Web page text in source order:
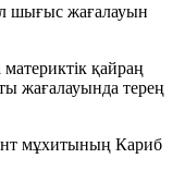
шығыс жағалауын
қайраң
жағалауында терең
мұхитының Кариб